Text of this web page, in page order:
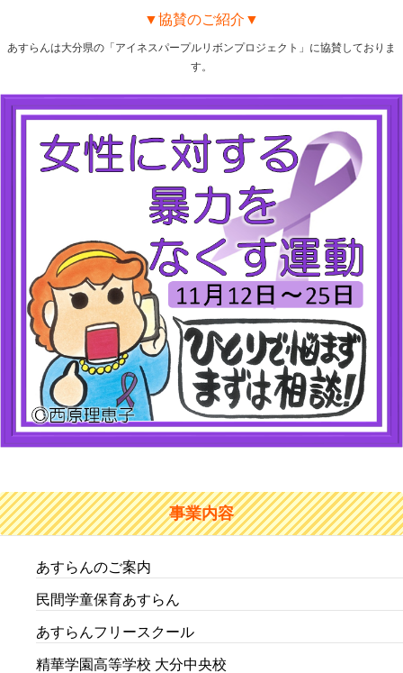
▼協賛のご紹介▼
あすらんは大分県の「アイネスパープルリボンプロジェクト」に協賛しておりま
す。
事業内容
あすらんのご案内
民間学童保育あすらん
あすらんフリースクール
精華学園高等学校 大分中央校